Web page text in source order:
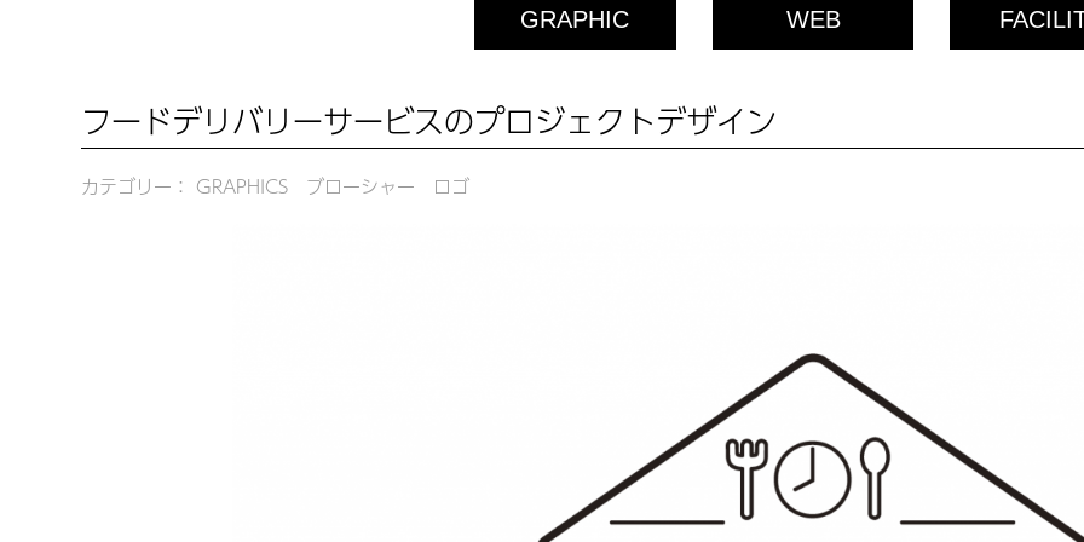
GRAPHIC WEB
フードデリバリーサービスのプロジェクトデザイン
カテゴリー： GRAPHICS ブローシャー ロゴ